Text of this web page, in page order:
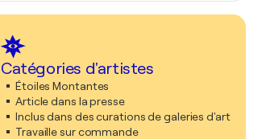
Catégories d'artistes
Étoiles Montantes
Article dans la presse
Inclus dans des curations de galeries d'art
Travaille sur commande